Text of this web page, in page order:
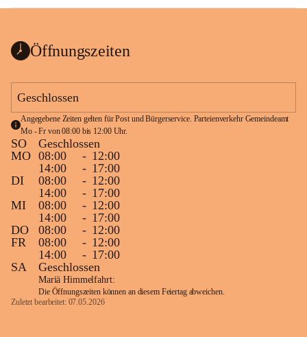
Öffnungszeiten
Geschlossen
Angegebene Zeiten gelten für Post und Bürgerservice. Parteienverkehr Gemeindeamt
Mo - Fr von 08:00 bis 12:00 Uhr.
SO
Geschlossen
MO 08:00 - 12:00
14:00
- 17:00
DI
08:00 - 12:00
14:00
- 17:00
MI
08:00 - 12:00
14:00
- 17:00
DO
08:00 - 12:00
FR
08:00 - 12:00
14:00
- 17:00
SA
Geschlossen
Mariä Himmelfahrt:
Die Öffnungszeiten können an diesem Feiertag abweichen.
Zuletzt bearbeitet: 07.05.2026